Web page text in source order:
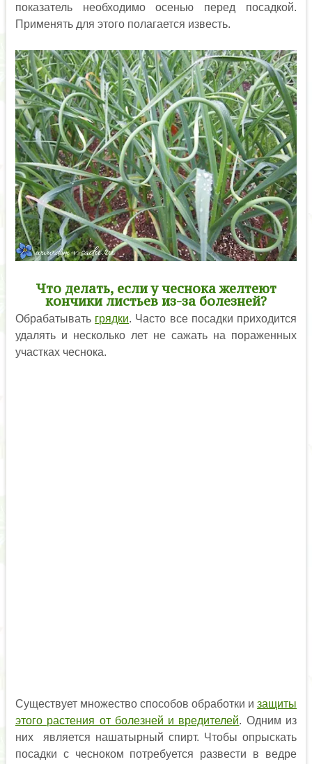
показатель необходимо осенью перед посадкой.
Применять для этого полагается известь.
Что делать, если у чеснока желтеют
кончики листьев из-за болезней?
Обрабатывать грядки. Часто все посадки приходится
удалять и несколько лет не сажать на пораженных
участках чеснока.
Существует множество способов обработки изащиты
этого растения от болезней и вредителей. Одним из
них является нашатырный спирт. Чтобы опрыскать
посадки с чесноком потребуется развести в ведре